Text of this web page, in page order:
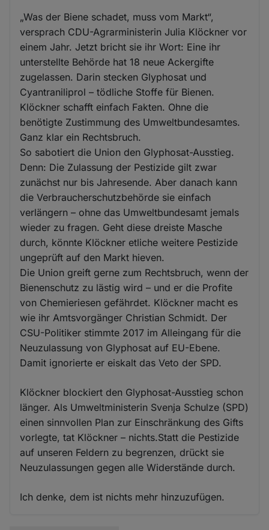
„Was der Biene schadet, muss vom Markt“,
versprach CDU-Agrarministerin Julia Klöckner vor
einem Jahr. Jetzt bricht sie ihr Wort: Eine ihr
unterstellte Behörde hat 18 neue Ackergifte
zugelassen. Darin stecken Glyphosat und
Cyantraniliprol – tödliche Stoffe für Bienen.
Klöckner schafft einfach Fakten. Ohne die
benötigte Zustimmung des Umweltbundesamtes.
Ganz klar ein Rechtsbruch.
So sabotiert die Union den Glyphosat-Ausstieg.
Denn: Die Zulassung der Pestizide gilt zwar
zunächst nur bis Jahresende. Aber danach kann
die Verbraucherschutzbehörde sie einfach
verlängern – ohne das Umweltbundesamt jemals
wieder zu fragen. Geht diese dreiste Masche
durch, könnte Klöckner etliche weitere Pestizide
ungeprüft auf den Markt hieven.
Die Union greift gerne zum Rechtsbruch, wenn der
Bienenschutz zu lästig wird – und er die Profite
von Chemieriesen gefährdet. Klöckner macht es
wie ihr Amtsvorgänger Christian Schmidt. Der
CSU-Politiker stimmte 2017 im Alleingang für die
Neuzulassung von Glyphosat auf EU-Ebene.
Damit ignorierte er eiskalt das Veto der SPD.
Klöckner blockiert den Glyphosat-Ausstieg schon
länger. Als Umweltministerin Svenja Schulze (SPD)
einen sinnvollen Plan zur Einschränkung des Gifts
vorlegte, tat Klöckner – nichts.Statt die Pestizide
auf unseren Feldern zu begrenzen, drückt sie
Neuzulassungen gegen alle Widerstände durch.
Ich denke, dem ist nichts mehr hinzuzufügen.